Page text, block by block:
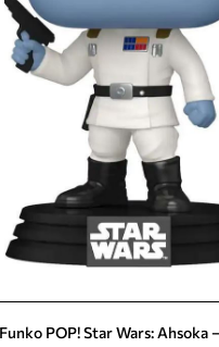
POP! Star Wars: Ahsoka